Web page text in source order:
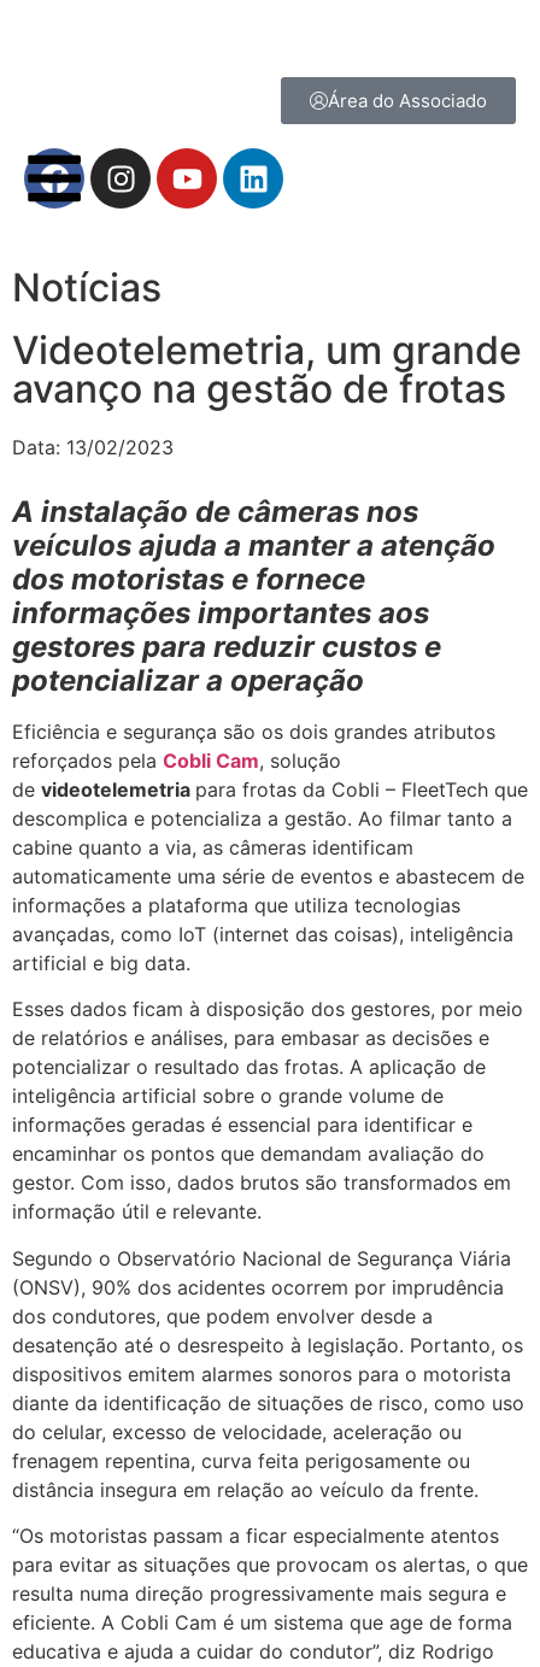
Área do Associado
Notícias
Videotelemetria, um grande
avanço na gestão de frotas
Data: 13/02/2023
A instalação de câmeras nos
veículos ajuda a manter a atenção
dos motoristas e fornece
informações importantes aos
gestores para reduzir custos e
potencializar a operação
Eficiência e segurança são os dois grandes atributos
reforçados pela Cobli Cam, solução
de videotelemetria para frotas da Cobli – FleetTech que
descomplica e potencializa a gestão. Ao filmar tanto a
cabine quanto a via, as câmeras identificam
automaticamente uma série de eventos e abastecem de
informações a plataforma que utiliza tecnologias
avançadas, como IoT (internet das coisas), inteligência
artificial e big data.
Esses dados ficam à disposição dos gestores, por meio
de relatórios e análises, para embasar as decisões e
potencializar o resultado das frotas. A aplicação de
inteligência artificial sobre o grande volume de
informações geradas é essencial para identificar e
encaminhar os pontos que demandam avaliação do
gestor. Com isso, dados brutos são transformados em
informação útil e relevante.
Segundo o Observatório Nacional de Segurança Viária
(ONSV), 90% dos acidentes ocorrem por imprudência
dos condutores, que podem envolver desde a
desatenção até o desrespeito à legislação. Portanto, os
dispositivos emitem alarmes sonoros para o motorista
diante da identificação de situações de risco, como uso
do celular, excesso de velocidade, aceleração ou
frenagem repentina, curva feita perigosamente ou
distância insegura em relação ao veículo da frente.
“Os motoristas passam a ficar especialmente atentos
para evitar as situações que provocam os alertas, o que
resulta numa direção progressivamente mais segura e
eficiente. A Cobli Cam é um sistema que age de forma
educativa e ajuda a cuidar do condutor”, diz Rodrigo